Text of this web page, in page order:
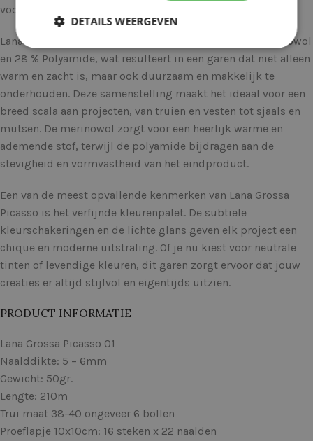
voor stijlvolle en comfortabele creaties.
Lana Grossa Picasso combineert 36 % Alpaca, 36 % Merinowol
en 28 % Polyamide, wat resulteert in een garen dat niet alleen
warm en zacht is, maar ook duurzaam en makkelijk te
onderhouden. Deze samenstelling maakt het ideaal voor een
breed scala aan projecten, van truien en vesten tot sjaals en
mutsen. De merinowol zorgt voor een heerlijk warme en
ademende stof, terwijl de polyamide bijdragen aan de
stevigheid en vormvastheid van het eindproduct.
Een van de meest opvallende kenmerken van Lana Grossa
Picasso is het verfijnde kleurenpalet. De subtiele
kleurschakeringen en de lichte glans geven elk project een
chique en moderne uitstraling. Of je nu kiest voor neutrale
tinten of levendige kleuren, dit garen zorgt ervoor dat jouw
creaties er altijd stijlvol en eigentijds uitzien.
PRODUCT INFORMATIE
Lana Grossa Picasso 01
Naalddikte: 5 – 6mm
Gewicht: 50gr.
Lengte: 210m
Trui maat 38-40 ongeveer 6 bollen
Proeflapje 10x10cm: 16 steken x 22 naalden
DETAILS WEERGEVEN